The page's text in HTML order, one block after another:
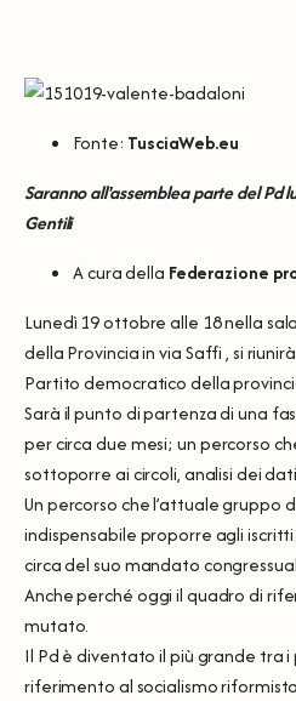
Fonte: TusciaWeb.eu
Saranno all'assemblea parte del Pd
Gentili
A cura della Federazione
Lunedì 19 ottobre alle 18 nella
della Provincia in via Saffi , si
Partito democratico della
Sarà il punto di partenza di una
per circa due mesi; un percorso
sottoporre ai circoli, analisi dei
Un percorso che l’attuale gruppo
indispensabile proporre agli
circa del suo mandato
Anche perché oggi il quadro di
mutato.
Il Pd è diventato il più grande tra
riferimento al socialismo